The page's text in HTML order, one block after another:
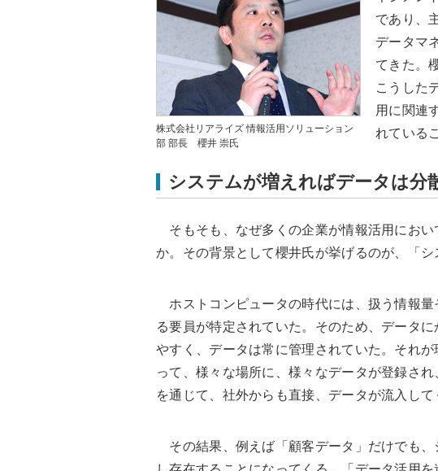
株式会社リアライズ 情報活用ソリューション
部 部長 櫻井 崇氏
であり、
データマ
てきた。
こうした
用に関連
れている
システムが増えればデータは分
そもそも、なぜ多くの企業が情報活用におい
か。その背景として櫻井氏が挙げるのが、「シ
ホストコンピュータの時代には、扱う情報
る要員が特定されていた。そのため、データ
やすく、データは常に管理されていた。それ
って、様々な場所に、様々なデータが登録さ
を通じて、社外からも直接、データが流入して
その結果、例えば「顧客データ」だけでも